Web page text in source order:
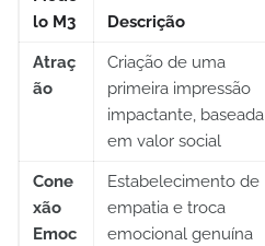
lo M3
Descrição
Atraç
ão
Criação de uma
primeira impressão
impactante, baseada
em valor social
Cone
xão
Emoc
Estabelecimento de
empatia e troca
emocional genuína